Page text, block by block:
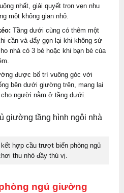
nhất, giải quyết trọn vẹn nhu
một không gian nhỏ.
Tầng dưới cùng có thêm một
cần và đẩy gọn lại khi không sử
nhà có 3 bé hoặc khi bạn bè của
được bố trí vuông góc với
bên dưới giường trên, mang lại
người nằm ở tầng dưới.
hợp cầu trượt biến phòng ngủ
thu nhỏ đầy thú vị.
ngủ giường